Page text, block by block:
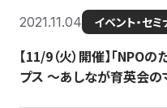
2021.11.04 イベント・セミ
【11/9（火）開催】「NPO
プス 〜あしなが育英会の